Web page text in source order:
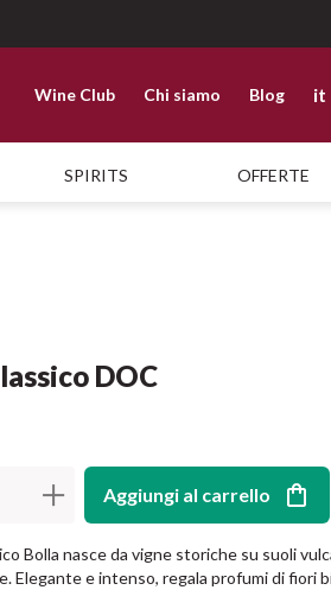
Wine Club Chi siamo Blog it
SPIRITS OFFERTE
DOC
Aggiungi al carrello
Bolla nasce da vigne storiche su suoli
Elegante e intenso, regala profumi di fiori